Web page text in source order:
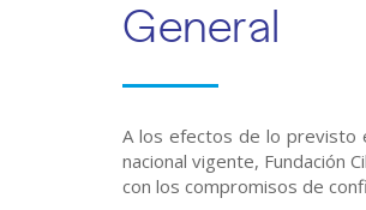
General
A los efectos de lo previsto
nacional vigente, Fundación
con los compromisos de